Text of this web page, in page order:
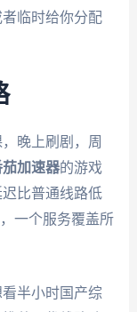
临时给你分配
晚上刷剧，周
茄加速器的游戏
比普通线路低
一个服务覆盖所
半小时国产综